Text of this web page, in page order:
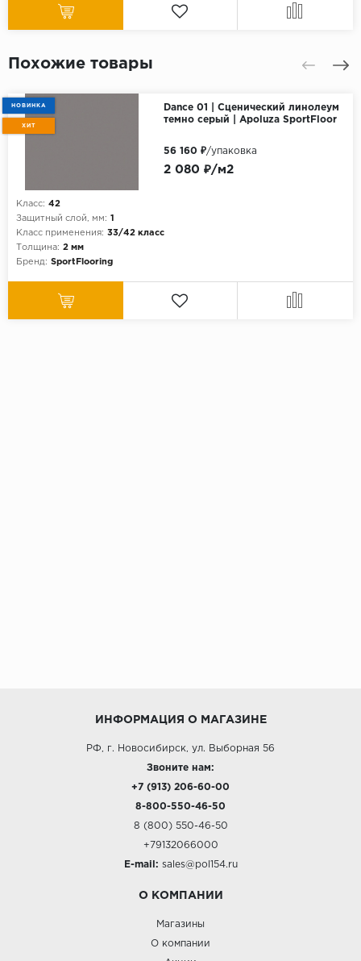
Похожие товары
НОВИНКА
ХИТ
Dance 01 | Сценический линолеум
темно серый | Apoluza SportFloor
Класс: 42
Защитный слой, мм: 1
Класс применения: 33/42 класс
Толщина: 2 мм
Бренд: SportFlooring
2 080 ₽/м2
56 160 ₽/упаковка
ИНФОРМАЦИЯ О МАГАЗИНЕ
РФ, г. Новосибирск, ул. Выборная 56
Звоните нам:
+7 (913) 206-60-00
8-800-550-46-50
8 (800) 550-46-50
+79132066000
E-mail: sales@pol154.ru
О КОМПАНИИ
Магазины
О компании